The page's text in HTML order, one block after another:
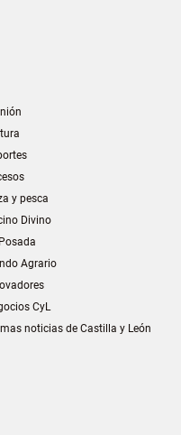
y pesca
Divino
Agrario
CyL
noticias de Castilla y León